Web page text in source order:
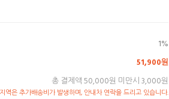
1%
51,900원
총 결제액 50,000원 미만시 3,000원
역은 추가배송비가 발생하며, 안내차 연락을 드리고 있습니다.